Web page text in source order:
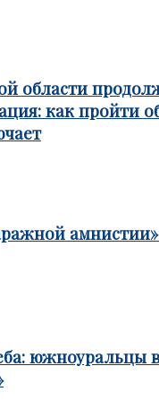
области
как пройти
южноуральцы